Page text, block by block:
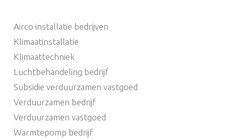
Airco installatie bedrijven
Klimaatinstallatie
Klimaattechniek
Luchtbehandeling bedrijf
Subsidie verduurzamen vastgoed
Verduurzamen bedrijf
Verduurzamen vastgoed
Warmtepomp bedrijf